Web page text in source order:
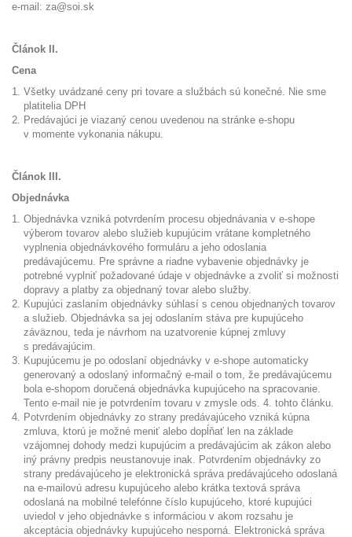
e-mail: za@soi.sk
Článok II.
Cena
Všetky uvádzané ceny pri tovare a službách sú konečné. Nie sme
platitelia DPH
Predávajúci je viazaný cenou uvedenou na stránke e-shopu
v momente vykonania nákupu.
Článok III.
Objednávka
Objednávka vzniká potvrdením procesu objednávania v e-shope
výberom tovarov alebo služieb kupujúcim vrátane kompletného
vyplnenia objednávkového formuláru a jeho odoslania
predávajúcemu. Pre správne a riadne vybavenie objednávky je
potrebné vyplniť požadované údaje v objednávke a zvoliť si možnosti
dopravy a platby za objednaný tovar alebo služby.
Kupujúci zaslaním objednávky súhlasí s cenou objednaných tovarov
a služieb. Objednávka sa jej odoslaním stáva pre kupujúceho
záväznou, teda je návrhom na uzatvorenie kúpnej zmluvy
s predávajúcim.
Kupujúcemu je po odoslaní objednávky v e-shope automaticky
generovaný a odoslaný informačný e-mail o tom, že predávajúcemu
bola e-shopom doručená objednávka kupujúceho na spracovanie.
Tento e-mail nie je potvrdením tovaru v zmysle ods. 4. tohto článku.
Potvrdením objednávky zo strany predávajúceho vzniká kúpna
zmluva, ktorú je možné meniť alebo dopĺňať len na základe
vzájomnej dohody medzi kupujúcim a predávajúcim ak zákon alebo
iný právny predpis neustanovuje inak. Potvrdením objednávky zo
strany predávajúceho je elektronická správa predávajúceho odoslaná
na e-mailovú adresu kupujúceho alebo krátka textová správa
odoslaná na mobilné telefónne číslo kupujúceho, ktoré kupujúci
uviedol v jeho objednávke s informáciou v akom rozsahu je
akceptácia objednávky kupujúceho nesporná. Elektronická správa